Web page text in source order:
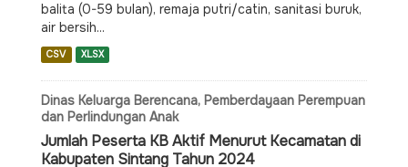
balita (0-59 bulan), remaja putri/catin, sanitasi buruk,
air bersih...
CSV XLSX
Dinas Keluarga Berencana, Pemberdayaan Perempuan
dan Perlindungan Anak
Jumlah Peserta KB Aktif Menurut Kecamatan di
Kabupaten Sintang Tahun 2024